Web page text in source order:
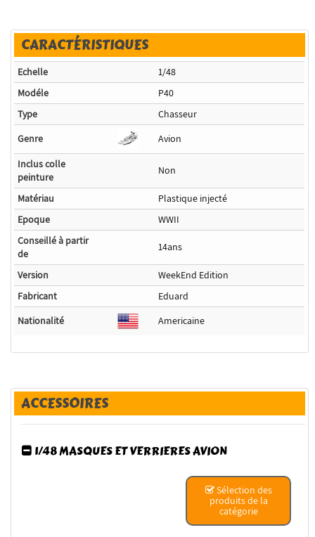
CARACTÉRISTIQUES
Echelle
1/48
Modéle
P40
Type
Chasseur
Genre
Avion
Inclus colle
peinture
Non
Matériau
Plastique injecté
Epoque
WWII
Conseillé à partir
de
14ans
Version
WeekEnd Edition
Fabricant
Eduard
Nationalité
Americaine
ACCESSOIRES
1/48 MASQUES ET VERRIERES AVION
Sélection des
produits de la
catégorie